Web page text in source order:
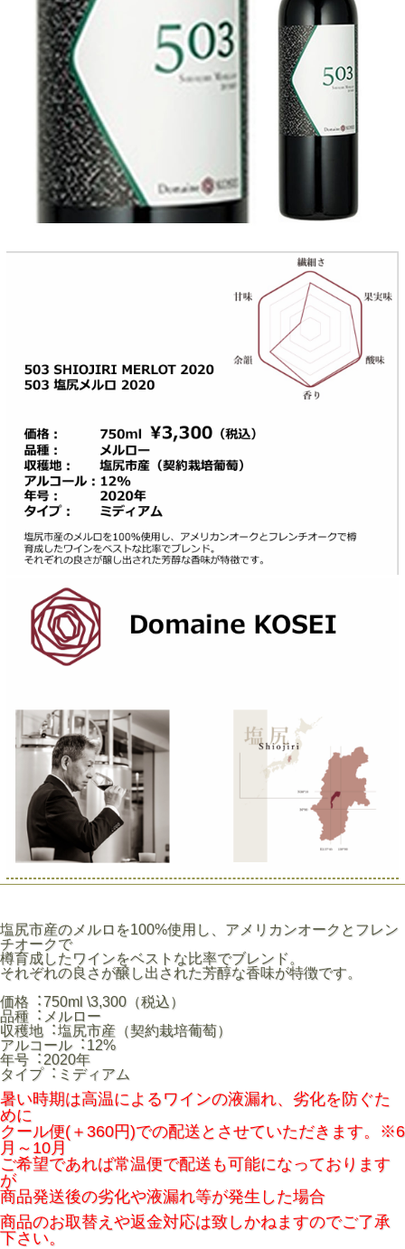
塩尻市産のメルロを100%使用し、アメリカンオークとフレン
チオークで
樽育成したワインをベストな比率でブレンド。
それぞれの良さが醸し出された芳醇な香味が特徴です。
価格︓750ml \3,300（税込）
品種︓メルロー
収穫地︓塩尻市産（契約栽培葡萄）
アルコール︓12%
年号︓2020年
タイプ︓ミディアム
暑い時期は高温によるワインの液漏れ、劣化を防ぐた
めに
クール便(＋360円)での配送とさせていただきます。※6
月～10月
ご希望であれば常温便で配送も可能になっております
が
商品発送後の劣化や液漏れ等が発生した場合
商品のお取替えや返金対応は致しかねますのでご了承
下さい。